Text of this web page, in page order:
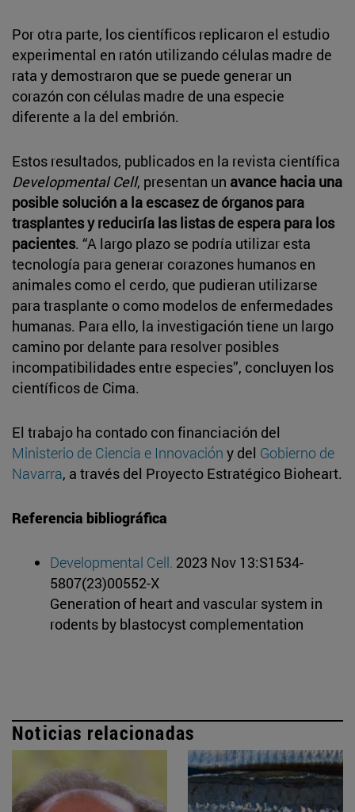
Por otra parte, los científicos replicaron el estudio
experimental en ratón utilizando células madre de
rata y demostraron que se puede generar un
corazón con células madre de una especie
diferente a la del embrión.
Estos resultados, publicados en la revista científica
Developmental Cell, presentan un avance hacia una
posible solución a la escasez de órganos para
trasplantes y reduciría las listas de espera para los
pacientes. “A largo plazo se podría utilizar esta
tecnología para generar corazones humanos en
animales como el cerdo, que pudieran utilizarse
para trasplante o como modelos de enfermedades
humanas. Para ello, la investigación tiene un largo
camino por delante para resolver posibles
incompatibilidades entre especies”, concluyen los
científicos de Cima.
El trabajo ha contado con financiación del
Ministerio de Ciencia e Innovación y del Gobierno de
Navarra, a través del Proyecto Estratégico Bioheart.
Referencia bibliográfica
Developmental Cell. 2023 Nov 13:S1534-
5807(23)00552-X
Generation of heart and vascular system in
rodents by blastocyst complementation
Noticias relacionadas